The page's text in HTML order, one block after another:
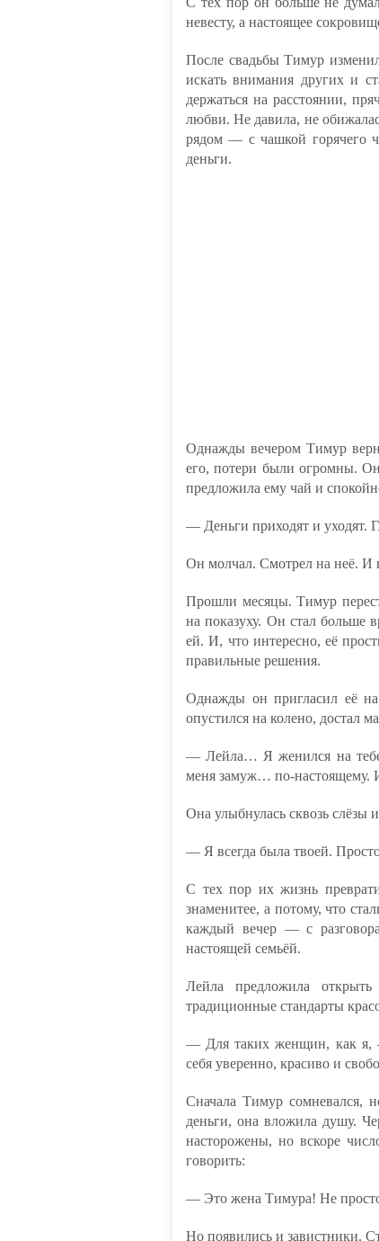
невесту, а настоящее
После свадьбы Тимур
искать внимания других и
держаться на расстоянии,
любви. Не давила, не
рядом — с чашкой горячего
деньги.
Однажды вечером Тимур
его, потери были огромны.
предложила ему чай и
— Деньги приходят и уходят.
Он молчал. Смотрел на неё. И
Прошли месяцы. Тимур
на показуху. Он стал больше
ей. И, что интересно, её
правильные решения.
Однажды он пригласил её
опустился на колено, достал
— Лейла… Я женился на тебе
меня замуж… по-настоящему.
Она улыбнулась сквозь слёзы
— Я всегда была твоей.
С тех пор их жизнь
знаменитее, а потому, что
каждый вечер — с
настоящей семьёй.
Лейла предложила
традиционные стандарты
— Для таких женщин, как я,
себя уверенно, красиво и
Сначала Тимур
деньги, она вложила душу.
насторожены, но вскоре
говорить:
— Это жена Тимура! Не просто
Но появились и завистники.